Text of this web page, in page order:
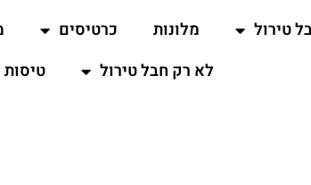
טירול מלונות כרטיסים
לא רק חבל טירול
טיסות